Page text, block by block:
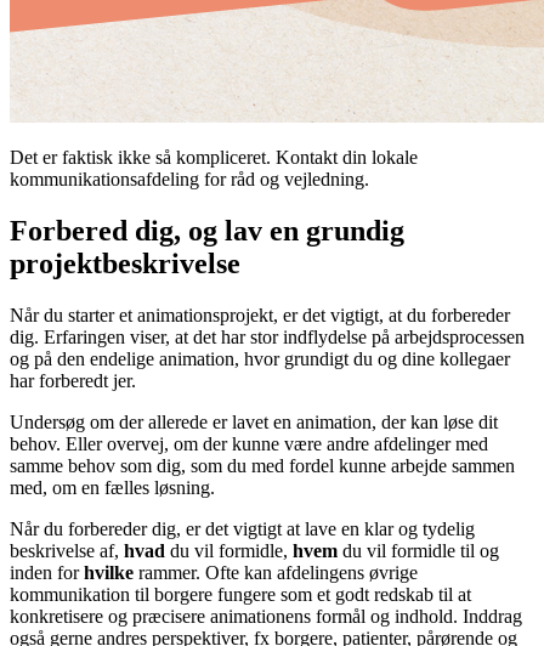
Det er faktisk ikke så kompliceret. Kontakt din lokale
kommunikationsafdeling for råd og vejledning.
Forbered dig, og lav en grundig
projektbeskrivelse
Når du starter et animationsprojekt, er det vigtigt, at du forbereder
dig. Erfaringen viser, at det har stor indflydelse på arbejdsprocessen
og på den endelige animation, hvor grundigt du og dine kollegaer
har forberedt jer.
Undersøg om der allerede er lavet en animation, der kan løse dit
behov. Eller overvej, om der kunne være andre afdelinger med
samme behov som dig, som du med fordel kunne arbejde sammen
med, om en fælles løsning.
Når du forbereder dig, er det vigtigt at lave en klar og tydelig
beskrivelse af, hvad du vil formidle, hvem du vil formidle til og
inden forhvilke rammer. Ofte kan afdelingens øvrige
kommunikation til borgere fungere som et godt redskab til at
konkretisere og præcisere animationens formål og indhold. Inddrag
også gerne andres perspektiver, fx borgere, patienter, pårørende og